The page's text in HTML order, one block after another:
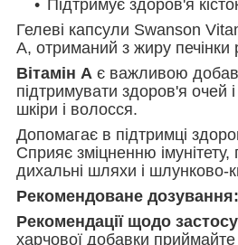
Підтримує здоров'я
Гелеві капсули Swanson
А, отриманий з жиру печінки
Вітамін А є важливою
підтримувати здоров'я очей
шкіри і волосся.
Допомагає в підтримці
Сприяє зміцненню
дихальні шляхи і шлунково-
Рекомендоване дозування:
Рекомендації щодо
харчової добавки